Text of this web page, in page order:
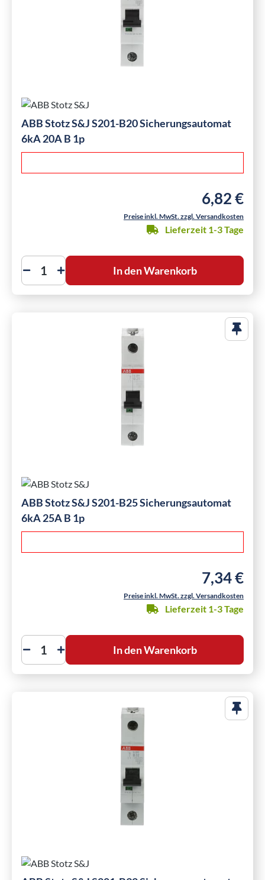
ABB Stotz S&J S201-B20 Sicherungsautomat
6kA 20A B 1p
Regulärer
6,82 €
Preise inkl. MwSt. zzgl. Versandkosten
Lieferzeit 1-3 Tage
In den Warenkorb
ABB Stotz S&J S201-B25 Sicherungsautomat
6kA 25A B 1p
Regulärer
7,34 €
Preise inkl. MwSt. zzgl. Versandkosten
Lieferzeit 1-3 Tage
In den Warenkorb